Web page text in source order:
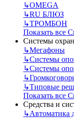
↳OMEGA
↳RU БЛЮЗ
↳ТРОМБОН
Показать все
Системы
↳Мегафоны
↳Системы
↳Системы
↳
↳Типовые
Показать все
Средства и
↳Автоматика